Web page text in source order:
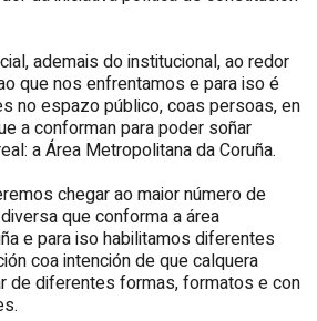
ademais do institucional, ao redor
que nos enfrentamos e para iso é
no espazo público, coas persoas, en
a conforman para poder soñar
a Área Metropolitana da Coruña.
chegar ao maior número de
que conforma a área
e para iso habilitamos diferentes
coa intención de que calquera
de diferentes formas, formatos e con